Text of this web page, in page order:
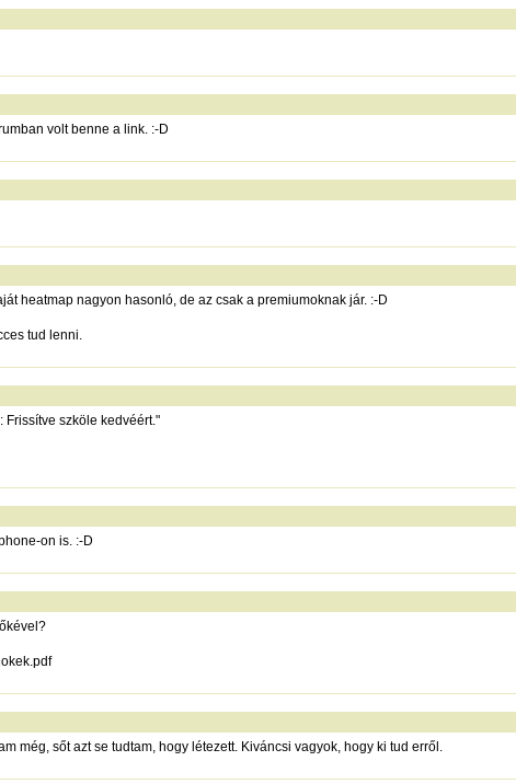
volt benne a link. :-D
heatmap nagyon hasonló, de az csak a premiumoknak jár. :-D
tud lenni.
Frissítve szköle kedvéért."
on is. :-D
még, sőt azt se tudtam, hogy létezett. Kiváncsi vagyok, hogy ki tud erről.